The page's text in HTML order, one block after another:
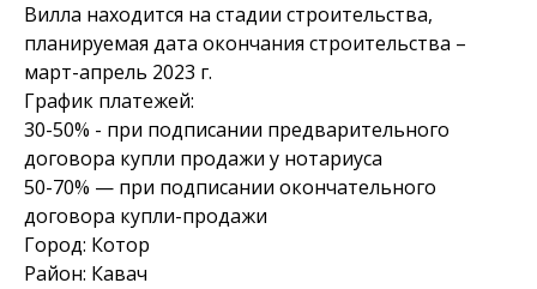
Вилла находится на стадии строительства,
планируемая дата окончания строительства –
март-апрель 2023 г.
График платежей:
30-50% - при подписании предварительного
договора купли продажи у нотариуса
50-70% — при подписании окончательного
договора купли-продажи
Город: Котор
Район: Кавач